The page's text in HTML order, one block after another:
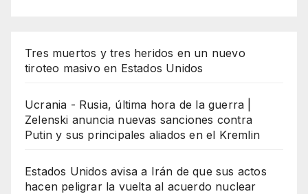
Tres muertos y tres heridos en un nuevo
tiroteo masivo en Estados Unidos
Ucrania - Rusia, última hora de la guerra |
Zelenski anuncia nuevas sanciones contra
Putin y sus principales aliados en el Kremlin
Estados Unidos avisa a Irán de que sus actos
hacen peligrar la vuelta al acuerdo nuclear